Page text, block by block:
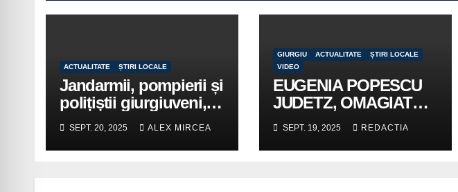
ACTUALITATE ȘTIRI LOCALE
Jandarmii, pompierii și
polițiștii giurgiuveni,
implicați în acțiuni de
voluntariat pentru un
oraș mai curat
SEPT. 20, 2025 ALEX MIRCEA
GIURGIU ACTUALITATE
ȘTIRI LOCALE
VIDEO
EUGENIA POPESCU
JUDETZ, OMAGIATĂ
LA GIURGIU
SEPT. 19, 2025 REDACTIA